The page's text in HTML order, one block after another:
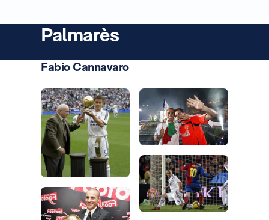
Palmarès
Fabio Cannavaro
Photo: Real Madrid